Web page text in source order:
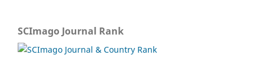
SCImago Journal Rank